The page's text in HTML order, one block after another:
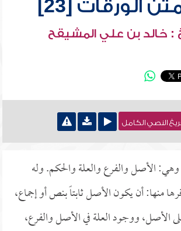
الورقات [23]
: خالد بن علي المشيقح
النصي الكامل
وهي: الأصل والفرع والعلة والحكم. وله
منها: أن يكون الأصل ثابتاً بنص أو إجماع،
الأصل، ووجود العلة في الأصل والفرع،